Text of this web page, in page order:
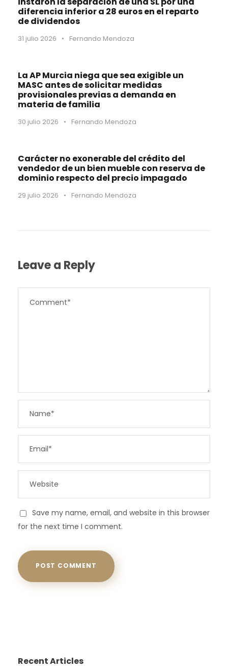
diferencia inferior a 28 euros en el reparto
de dividendos
31 julio 2026 • Fernando Mendoza
La AP Murcia niega que sea exigible un
MASC antes de solicitar medidas
provisionales previas a demanda en
materia de familia
30 julio 2026 • Fernando Mendoza
Carácter no exonerable del crédito del
vendedor de un bien mueble con reserva de
dominio respecto del precio impagado
29 julio 2026 • Fernando Mendoza
Leave a Reply
Save my name, email, and website in this browser
for the next time I comment.
Recent Articles